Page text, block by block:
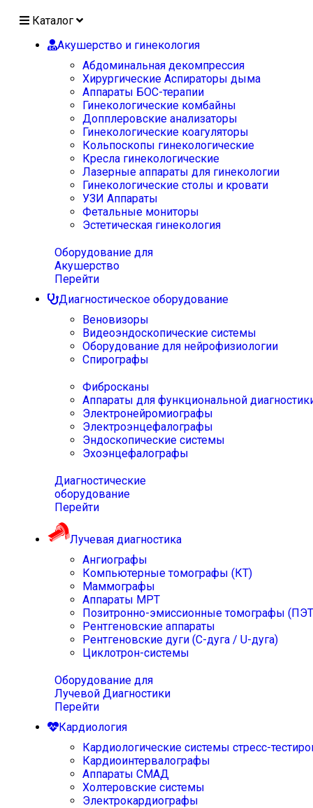
Каталог
Акушерство и гинекология
Абдоминальная декомпрессия
Хирургические Аспираторы дыма
Аппараты БОС-терапии
Гинекологические комбайны
Допплеровские анализаторы
Гинекологические коагуляторы
Кольпоскопы гинекологические
Кресла гинекологические
Лазерные аппараты для гинекологии
Гинекологические столы и кровати
УЗИ Аппараты
Фетальные мониторы
Эстетическая гинекология
Оборудование для
Акушерство
Перейти
Диагностическое оборудование
Веновизоры
Видеоэндоскопические системы
Оборудование для нейрофизиологии
Спирографы
Фибросканы
Аппараты для функциональной
Электронейромиографы
Электроэнцефалографы
Эндоскопические системы
Эхоэнцефалографы
Диагностические
оборудование
Перейти
Лучевая диагностика
Ангиографы
Компьютерные томографы (КТ)
Маммографы
Аппараты МРТ
Позитронно-эмиссионные томографы
Рентгеновские аппараты
Рентгеновские дуги (С-дуга / U-дуга)
Циклотрон-системы
Оборудование для
Лучевой Диагностики
Перейти
Кардиология
Кардиологические системы стресс-
Кардиоинтервалографы
Аппараты СМАД
Холтеровские системы
Электрокардиографы